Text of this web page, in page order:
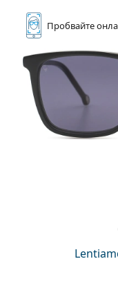
Пробвайте